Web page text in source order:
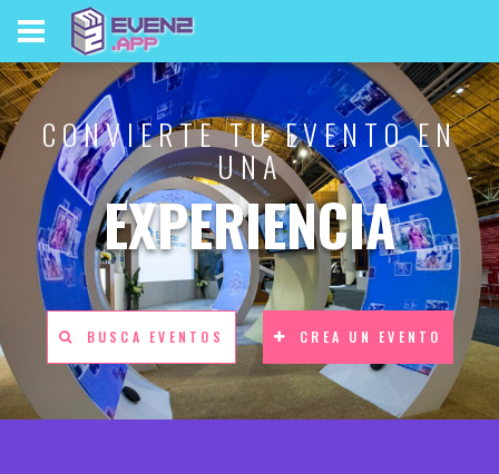
CONVIERTE TU EVENTO EN
UNA
EXPERIENCIA
BUSCA EVENTOS CREA UN EVENTO